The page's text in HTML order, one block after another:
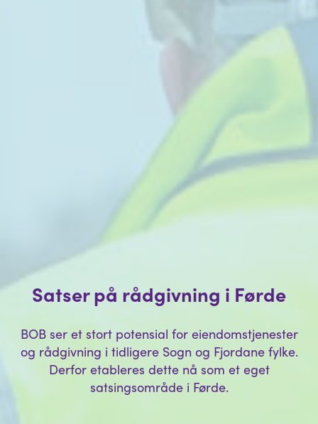
Satser på rådgivning i Førde
BOB ser et stort potensial for eiendomstjenester
og rådgivning i tidligere Sogn og Fjordane fylke.
Derfor etableres dette nå som et eget
satsingsområde i Førde.